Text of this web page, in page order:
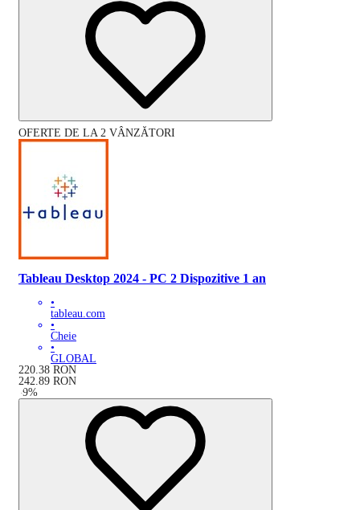
OFERTE DE LA 2 VÂNZĂTORI
Tableau Desktop 2024 - PC 2 Dispozitive 1 an
•
tableau.com
•
Cheie
•
GLOBAL
220.38 RON
242.89 RON
-9%